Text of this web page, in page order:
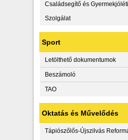
Családsegítő és Gyermekjóléti
Szolgálat
Sport
Letölthető dokumentumok
Beszámoló
TAO
Oktatás és Művelődés
Tápiószőlős-Újszilvás